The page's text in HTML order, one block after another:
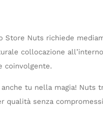
Store Nuts richiede
collocazione
coinvolgente.
tu nella magia! Nuts
qualità senza